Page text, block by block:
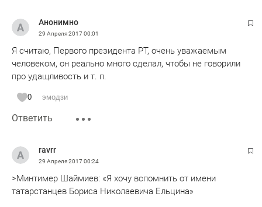
Анонимно
29 Апреля 201700:01
Я считаю, Первого президента РТ, очень уважаемым
человеком, он реально много сделал, чтобы не говорили
про удащливость и т. п.
0 эмодзи
Ответить
ravrr
29 Апреля 201700:24
>Минтимер Шаймиев: «Я хочу вспомнить от имени
татарстанцев Бориса Николаевича Ельцина»